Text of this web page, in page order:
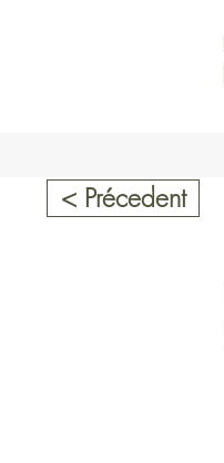
< Précedent